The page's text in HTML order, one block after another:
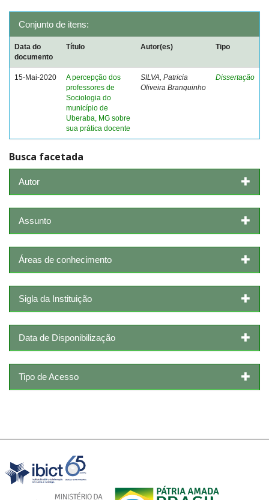
Conjunto de itens:
Data do
documento
Título Autor(es) Tipo
15-Mai-2020
A percepção dos
professores de
Sociologia do
município de
Uberaba, MG sobre
sua prática docente
SILVA, Patricia
Oliveira Branquinho
Dissertação
Busca facetada
Autor
Assunto
Áreas de conhecimento
Sigla da Instituição
Data de Disponibilização
Tipo de Acesso